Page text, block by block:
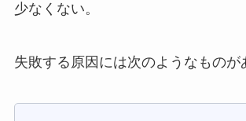
少なくない。
失敗する原因には次のようなものが